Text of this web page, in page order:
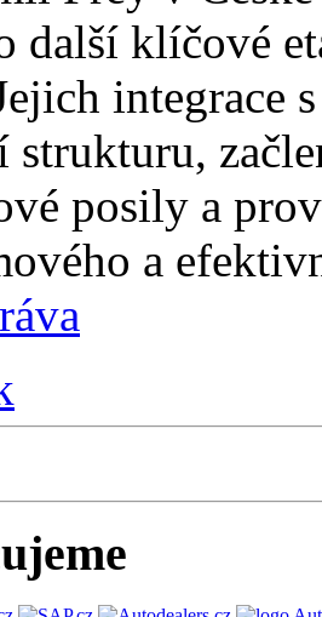
další klíčové
integrace
strukturu,
posily a
a